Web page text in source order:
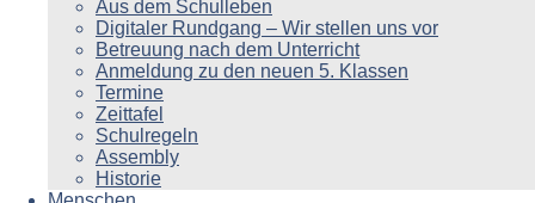
Aus dem Schulleben
Digitaler Rundgang – Wir stellen uns vor
Betreuung nach dem Unterricht
Anmeldung zu den neuen 5. Klassen
Termine
Zeittafel
Schulregeln
Assembly
Historie